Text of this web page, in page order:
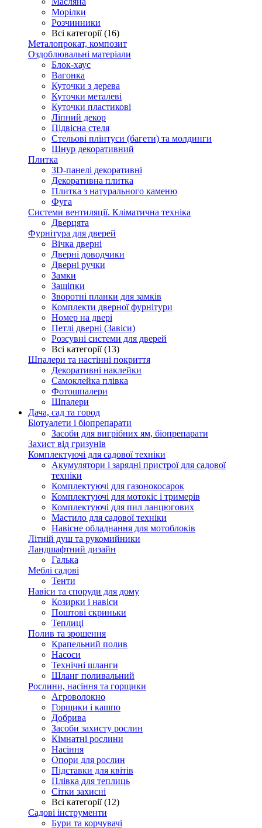
Морілки
Розчинники
Всі категорії (16)
Металопрокат, композит
Оздоблювальні матеріали
Блок-хаус
Вагонка
Куточки з дерева
Куточки металеві
Куточки пластикові
Ліпний декор
Підвісна стеля
Стельові плінтуси (багети) та молдинги
Шнур декоративний
Плитка
3D-панелі декоративні
Декоративна плитка
Плитка з натурального каменю
Фуга
Системи вентиляції. Кліматична техніка
Дверцята
Фурнітура для дверей
Вічка дверні
Дверні доводчики
Дверні ручки
Замки
Защіпки
Зворотні планки для замків
Комплекти дверної фурнітури
Номер на двері
Петлі дверні (Завіси)
Розсувні системи для дверей
Всі категорії (13)
Шпалери та настінні покриття
Декоративні наклейки
Самоклейка плівка
Фотошпалери
Шпалери
Дача, сад та город
Біотуалети і біопрепарати
Засоби для вигрібних ям, біопрепарати
Захист від гризунів
Комплектуючі для садової техніки
Акумулятори і зарядні пристрої для садової
техніки
Комплектуючі для газонокосарок
Комплектуючі для мотокіс і тримерів
Комплектуючі для пил ланцюгових
Мастило для садової техніки
Навісне обладнання для мотоблоків
Літній душ та рукомийники
Ландшафтний дизайн
Галька
Меблі садові
Тенти
Навіси та споруди для дому
Козирки і навіси
Поштові скриньки
Теплиці
Полив та зрошення
Крапельний полив
Насоси
Технічні шланги
Шланг поливальний
Рослини, насіння та горщики
Агроволокно
Горщики і кашпо
Добрива
Засоби захисту рослин
Кімнатні рослини
Насіння
Опори для рослин
Підставки для квітів
Плівка для теплиць
Сітки захисні
Всі категорії (12)
Садові інструменти
Бури та корчувачі